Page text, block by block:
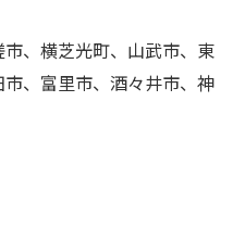
、横芝光町、山武市、東
、富里市、酒々井市、神